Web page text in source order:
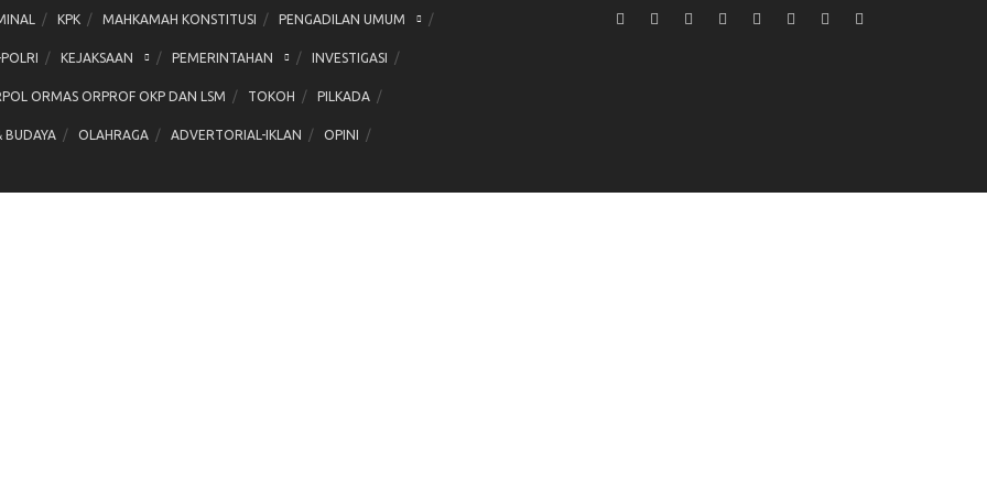
KPK MAHKAMAH KONSTITUSI PENGADILAN UMUM
KEJAKSAAN PEMERINTAHAN INVESTIGASI
ORMAS ORPROF OKP DAN LSM TOKOH PILKADA
BUDAYA OLAHRAGA ADVERTORIAL-IKLAN OPINI